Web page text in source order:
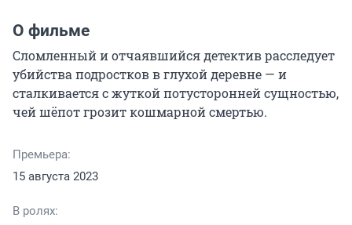
О фильме
Сломленный и отчаявшийся детектив расследует
убийства подростков в глухой деревне — и
сталкивается с жуткой потусторонней сущностью,
чей шёпот грозит кошмарной смертью.
Премьера:
15 августа 2023
В ролях: